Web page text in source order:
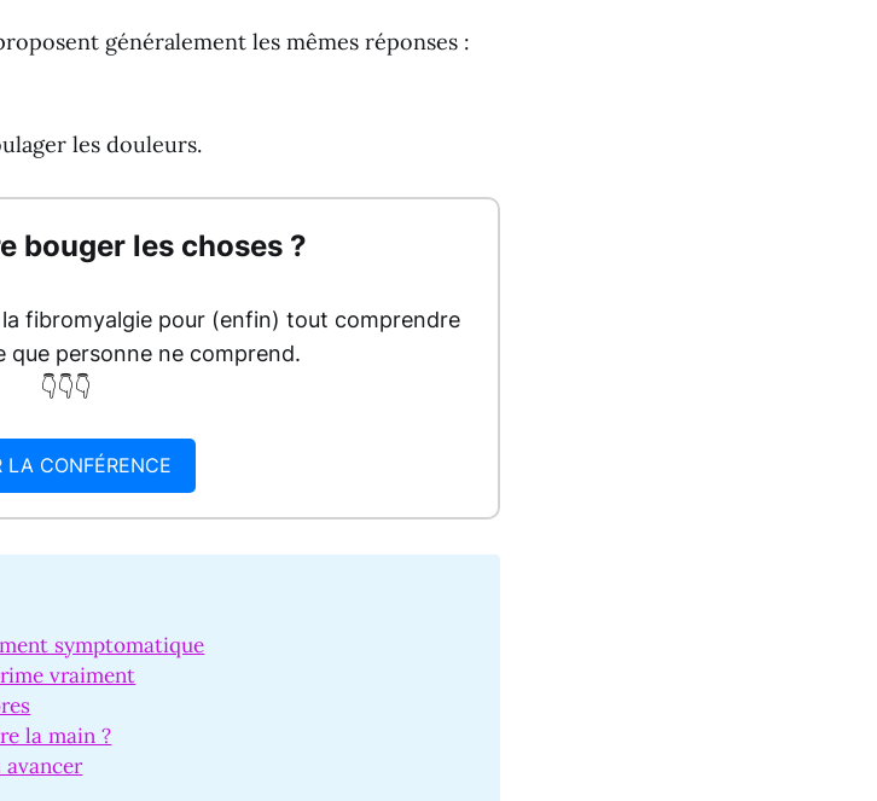
généralement les mêmes réponses :
les douleurs.
bouger les choses ?
fibromyalgie pour (enfin) tout comprendre
que personne ne comprend.
👇👇👇
LA CONFÉRENCE
symptomatique
vraiment
la main ?
avancer